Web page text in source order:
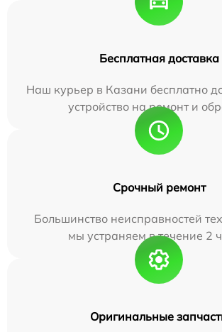
Бесплатная доставка
Наш курьер в Казани бесплатно
устройство на ремонт и
Срочный ремонт
Большинство неисправностей
мы устраняем в течение 2
Оригинальные